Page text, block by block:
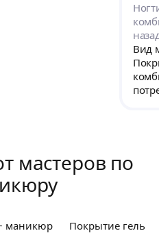
Вид
мастеров по
маникюр Покрытие гель-